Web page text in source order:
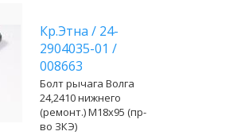
Кр.Этна / 24-
2904035-01 /
008663
Болт рычага Волга
24,2410 нижнего
(ремонт.) М18х95 (пр-
во ЗКЭ)